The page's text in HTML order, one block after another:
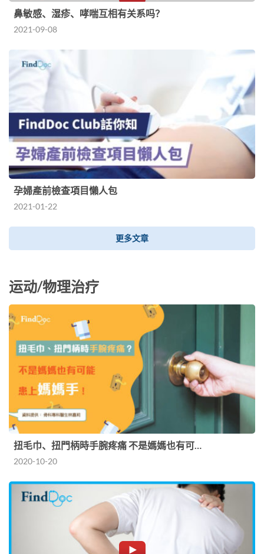
鼻敏感、湿疹、哮喘互相有关系吗？
2021-09-08
孕婦產前檢查項目懶人包
2021-01-22
更多文章
运动/物理治疗
扭毛巾、扭門柄時手腕疼痛 不是媽媽也有可…
2020-10-20